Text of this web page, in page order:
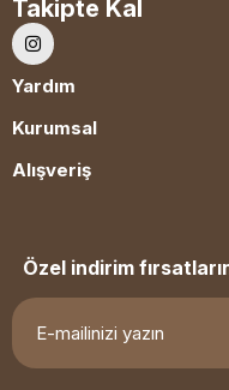
Takipte Kal
Yardım
Kurumsal
Alışveriş
Özel indirim